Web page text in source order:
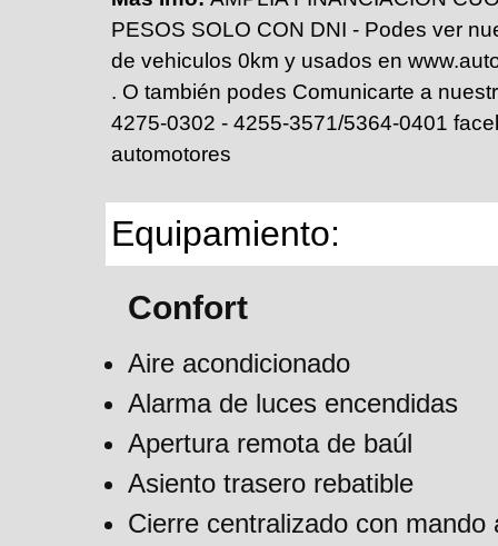
PESOS SOLO CON DNI - Podes ver
de vehiculos 0km y usados en
. O también podes Comunicarte a
4275-0302 - 4255-3571/5364-0401
automotores
Equipamiento:
Confort
Aire acondicionado
Alarma de luces encendidas
Apertura remota de baúl
Asiento trasero rebatible
Cierre centralizado con mando